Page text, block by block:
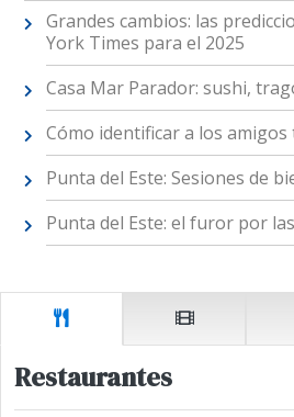
Grandes cambios: las
York Times para el 2025
Casa Mar Parador: sushi,
Cómo identificar a los amigos
Punta del Este: Sesiones de
Punta del Este: el furor por
Restaurantes